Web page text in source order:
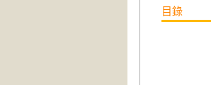
目錄